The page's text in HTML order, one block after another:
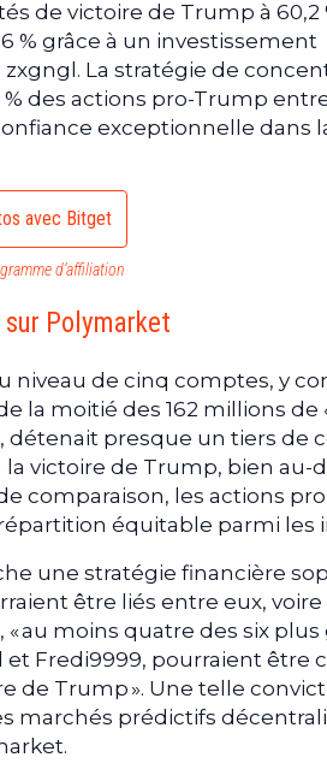
de victoire de Trump à 60,2
% grâce à un investissement
La stratégie de
des actions pro-Trump
exceptionnelle dans
avec Bitget
d’affiliation
Polymarket
de cinq comptes, y
la moitié des 162 millions de «
détenait presque un tiers de
victoire de Trump, bien au-
comparaison, les actions
équitable parmi les
une stratégie financière
être liés entre eux,
au moins quatre des six plus
Fredi9999, pourraient être
de Trump ». Une telle
marchés prédictifs